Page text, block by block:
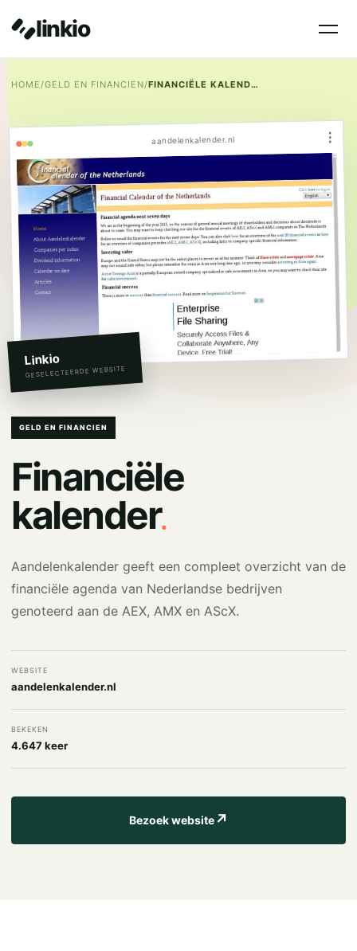
linkio
HOME/GELD EN FINANCIEN/ FINANCIËLE KALENDER
aandelenkalender.nl ⋮
Linkio
GESELECTEERDE WEBSITE
GELD EN FINANCIEN
Financiële
kalender.
Aandelenkalender geeft een compleet overzicht van de
financiële agenda van Nederlandse bedrijven
genoteerd aan de AEX, AMX en AScX.
WEBSITE
aandelenkalender.nl
BEKEKEN
4.647 keer
Bezoek website↗